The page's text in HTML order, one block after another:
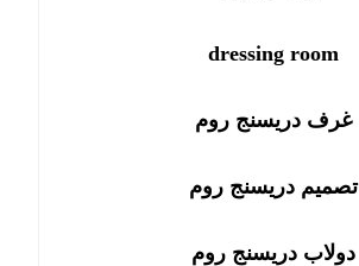
dressing room
غرف دريسنج روم
تصميم دريسنج روم
دولاب دريسنج روم